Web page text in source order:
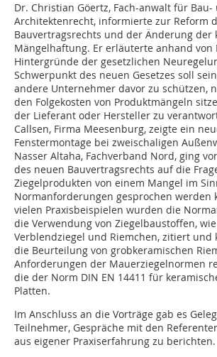
Dr. Christian Göertz, Fach-anwalt für Bau-
Architektenrecht, informierte zur Reform
Bauvertragsrechts und der Änderung der
Mängelhaftung. Er erläuterte anhand von
Hintergründe der gesetzlichen
Schwerpunkt des neuen Gesetzes soll
andere Unternehmer davor zu schützen,
den Folgekosten von Produktmängeln
der Lieferant oder Hersteller zu
Callsen, Firma Meesenburg, zeigte ein
Fenstermontage bei zweischaligen
Nasser Altaha, Fachverband Nord, ging
des neuen Bauvertragsrechts auf die
Ziegelprodukten von einem Mangel im
Normanforderungen gesprochen werden
vielen Praxisbeispielen wurden die
die Verwendung von Ziegelbaustoffen,
Verblendziegel und Riemchen, zitiert und
die Beurteilung von grobkeramischen
Anforderungen der Mauerziegelnormen
die der Norm DIN EN 14411 für
Platten.
Im Anschluss an die Vorträge gab es
Teilnehmer, Gespräche mit den
aus eigener Praxiserfahrung zu berichten.